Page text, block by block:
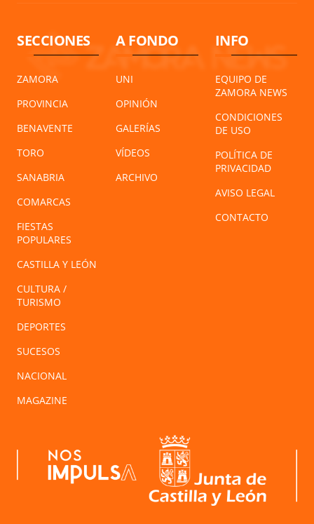
SECCIONES
ZAMORA
PROVINCIA
BENAVENTE
TORO
SANABRIA
COMARCAS
FIESTAS
POPULARES
CASTILLA Y LEÓN
CULTURA /
TURISMO
DEPORTES
SUCESOS
NACIONAL
MAGAZINE
A FONDO
UNI
OPINIÓN
GALERÍAS
VÍDEOS
ARCHIVO
INFO
EQUIPO DE
ZAMORA NEWS
CONDICIONES
DE USO
POLÍTICA DE
PRIVACIDAD
AVISO LEGAL
CONTACTO